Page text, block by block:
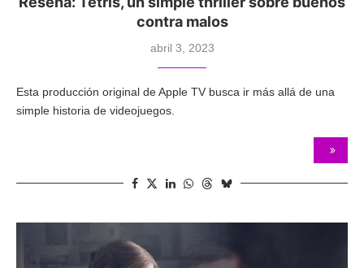
contra malos
abril 3, 2023
Esta producción original de Apple TV busca ir más allá de una
simple historia de videojuegos.